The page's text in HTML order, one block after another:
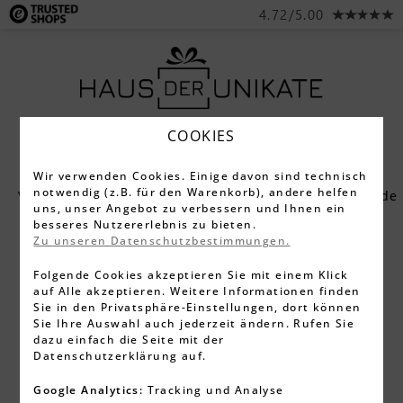
4.72/5.00
Versandinformationen zu Liebesschloss-Designer.de
VERSANDINFORMATIONEN
Wir wollen deinen Einkauf bei uns so bequem
wie möglich gestalten, deshalb haben wir hier
nochmal
alle Informationen rund um den Versand
aufgelistet.
COOKIES
Wir verwenden Cookies. Einige davon sind technisch
notwendig (z.B. für den Warenkorb), andere helfen
uns, unser Angebot zu verbessern und Ihnen ein
besseres Nutzererlebnis zu bieten.
Zu unseren Datenschutzbestimmungen.
Folgende Cookies akzeptieren Sie mit einem Klick
auf Alle akzeptieren. Weitere Informationen finden
Sie in den Privatsphäre-Einstellungen, dort können
Sie Ihre Auswahl auch jederzeit ändern. Rufen Sie
dazu einfach die Seite mit der
Datenschutzerklärung auf.
Google Analytics: Tracking und Analyse